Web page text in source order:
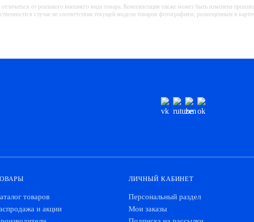
от реального внешнего вида товара. Комплектация также может быть изменена
в случае не соответствия текущей модели товаров фотографиям, размещённым в
товаров
и акции
ЛИЧНЫЙ КАБИНЕТ
Персональный раздел
Мои заказы